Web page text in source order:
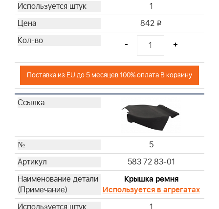
1
842 i
- +
Поставка из EU до 5 месяцев 100% оплата В корзину
5
583 72 83-01
Крышка ремня
Используется в агрегатах